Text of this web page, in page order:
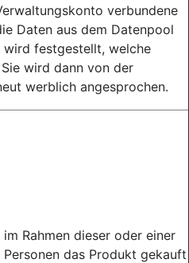
verbundene
Daten aus dem Datenpool
wird festgestellt, welche
wird dann von der
werblich angesprochen.
Rahmen dieser oder einer
das Produkt gekauft